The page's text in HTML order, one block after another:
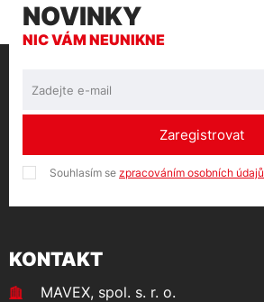
NOVINKY
NIC VÁM NEUNIKNE
Zaregistrovat
Souhlasím se zpracováním osobních údajů
KONTAKT
MAVEX, spol. s. r. o.